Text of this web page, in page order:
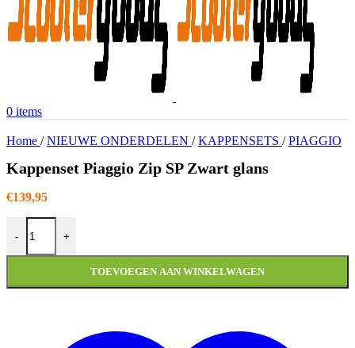
0 items
Home / NIEUWE ONDERDELEN / KAPPENSETS / PIAGGIO
Kappenset Piaggio Zip SP Zwart glans
€139,95
-
Kappenset Piaggio Zip SP Zwart glans aantal
+
TOEVOEGEN AAN WINKELWAGEN